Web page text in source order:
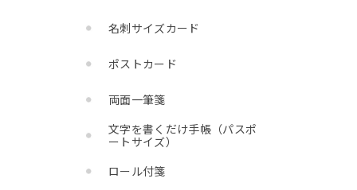
名刺サイズカード
ポストカード
両面一筆箋
文字を書くだけ手帳（パスポ
ートサイズ）
ロール付箋